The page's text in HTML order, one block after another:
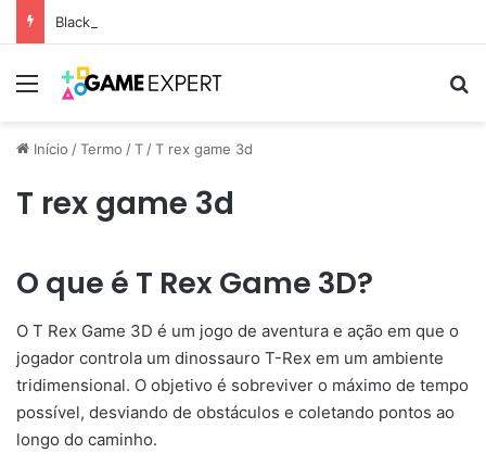
Black Friday: descontos incríveis em eletrônicos
Menu
Início /Termo /T /T rex game 3d
T rex game 3d
O que é T Rex Game 3D?
O T Rex Game 3D é um jogo de aventura e ação em que o
jogador controla um dinossauro T-Rex em um ambiente
tridimensional. O objetivo é sobreviver o máximo de tempo
possível, desviando de obstáculos e coletando pontos ao
longo do caminho.